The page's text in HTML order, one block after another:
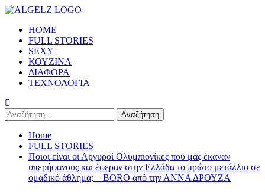
Skip
content
Primary
Menu
HOME
FULL STORIES
SEXY
ΚΟΥΖΙΝΑ
ΔΙΑΦΟΡΑ
ΤΕΧΝΟΛΟΓΙΑ
Αναζήτηση
για:
Home
FULL STORIES
Ποιοι είναι οι Αργυροί Ολυμπιονίκες που μας έκαναν
υπερήφανους και έφεραν στην Ελλάδα το πρώτο μετάλλιο σε
ομαδικό άθλημα; – BORO από την ΑΝΝΑ ΔΡΟΥΖΑ